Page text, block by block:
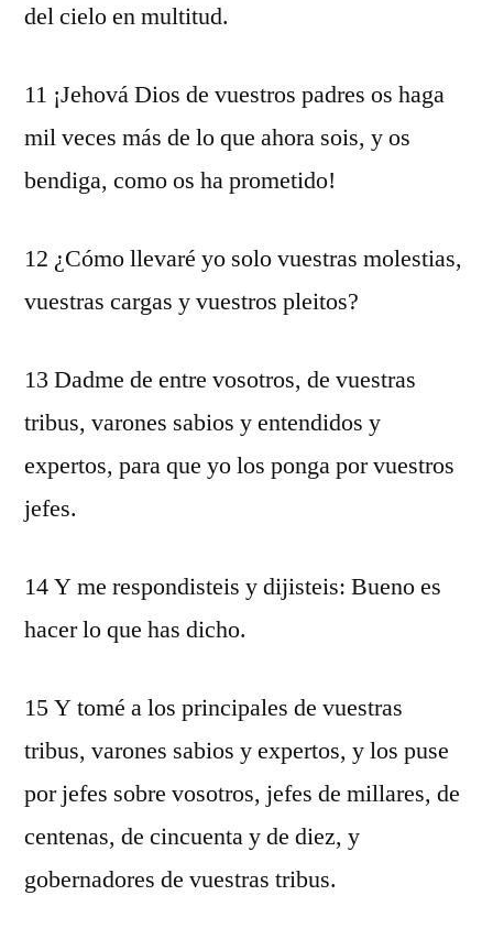
del cielo en multitud.
11 ¡Jehová Dios de vuestros padres os haga
mil veces más de lo que ahora sois, y os
bendiga, como os ha prometido!
12 ¿Cómo llevaré yo solo vuestras molestias,
vuestras cargas y vuestros pleitos?
13 Dadme de entre vosotros, de vuestras
tribus, varones sabios y entendidos y
expertos, para que yo los ponga por vuestros
jefes.
14 Y me respondisteis y dijisteis: Bueno es
hacer lo que has dicho.
15 Y tomé a los principales de vuestras
tribus, varones sabios y expertos, y los puse
por jefes sobre vosotros, jefes de millares, de
centenas, de cincuenta y de diez, y
gobernadores de vuestras tribus.